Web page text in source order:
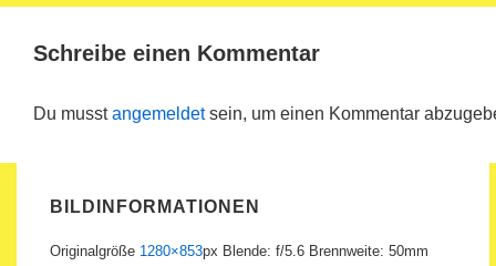
Schreibe einen Kommentar
Du musstangemeldetsein, um einen Kommentar
BILDINFORMATIONEN
Originalgröße 1280×853px Blende: f/5.6 Brennweite: 50mm